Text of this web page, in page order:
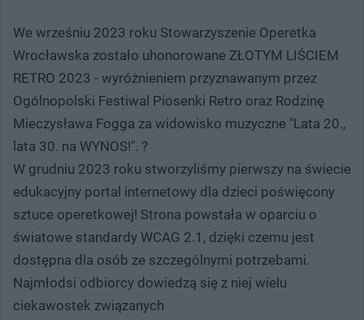
We wrześniu 2023 roku Stowarzyszenie Operetka
Wrocławska zostało uhonorowane ZŁOTYM LIŚCIEM
RETRO 2023 - wyróżnieniem przyznawanym przez
Ogólnopolski Festiwal Piosenki Retro oraz Rodzinę
Mieczysława Fogga za widowisko muzyczne "Lata 20.,
lata 30. na WYNOS!". ?
W grudniu 2023 roku stworzyliśmy pierwszy na świecie
edukacyjny portal internetowy dla dzieci poświęcony
sztuce operetkowej! Strona powstała w oparciu o
światowe standardy WCAG 2.1, dzięki czemu jest
dostępna dla osób ze szczególnymi potrzebami.
Najmłodsi odbiorcy dowiedzą się z niej wielu
ciekawostek związanych